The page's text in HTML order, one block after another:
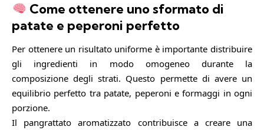
Come ottenere uno sformato di
patate e peperoni perfetto
Per ottenere un risultato uniforme è importante distribuire
gli ingredienti in modo omogeneo durante la
composizione degli strati. Questo permette di avere un
equilibrio perfetto tra patate, peperoni e formaggi in ogni
porzione.
Il pangrattato aromatizzato contribuisce a creare una